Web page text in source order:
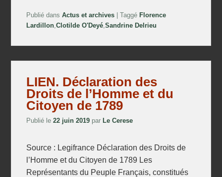
Publié dans Actus et archives |Taggé Florence
Lardillon,Clotilde O'Deyé,Sandrine Delrieu
LIEN. Déclaration des
Droits de l’Homme et du
Citoyen de 1789
Publié le22 juin 2019 par Le Cerese
Source : Legifrance Déclaration des Droits de
l’Homme et du Citoyen de 1789 Les
Représentants du Peuple Français, constitués